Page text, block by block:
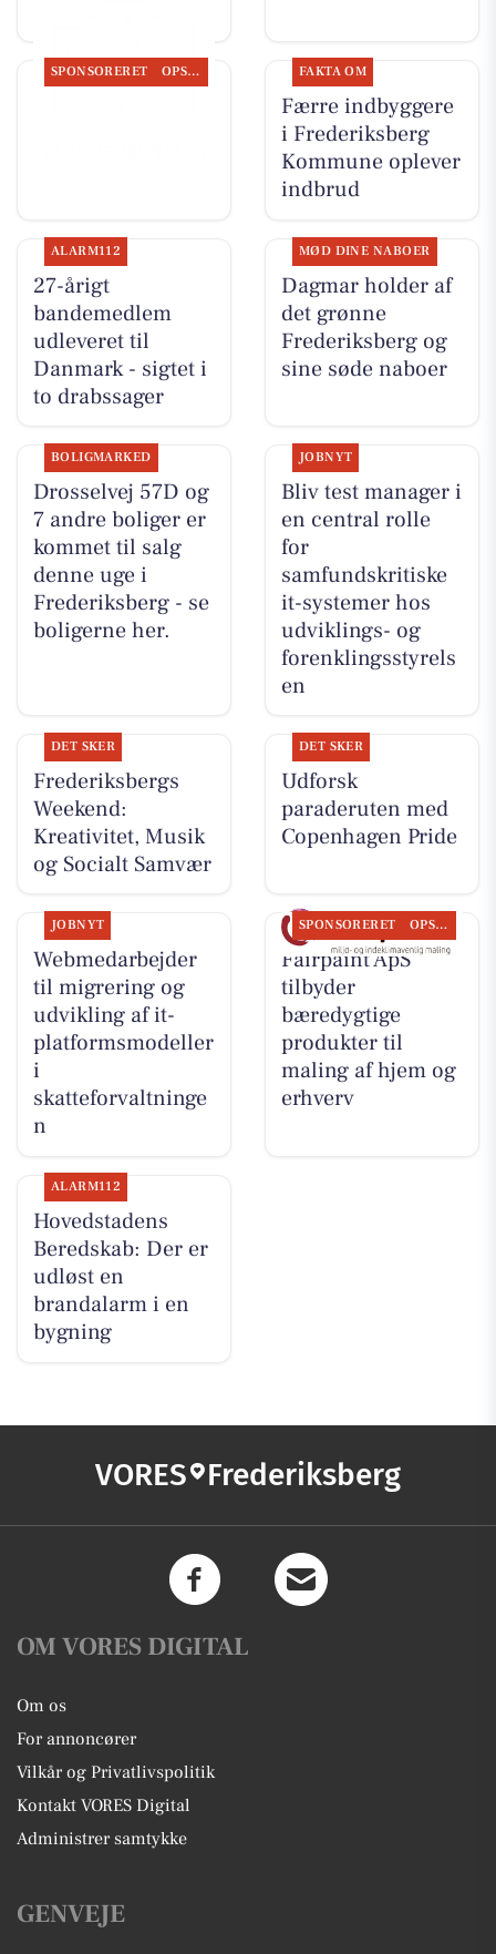
SPONSORERET OPSLAGSTAVLEN FAKTA OM
Færre indbyggere
i Frederiksberg
Kommune oplever
indbrud
ALARM112
27-årigt
bandemedlem
udleveret til
Danmark - sigtet i
to drabssager
MØD DINE NABOER
Dagmar holder af
det grønne
Frederiksberg og
sine søde naboer
BOLIGMARKED
Drosselvej 57D og
7 andre boliger er
kommet til salg
denne uge i
Frederiksberg - se
boligerne her.
JOBNYT
Bliv test manager i
en central rolle
for
samfundskritiske
it-systemer hos
udviklings- og
forenklingsstyrels
en
DET SKER
Frederiksbergs
Weekend:
Kreativitet, Musik
og Socialt Samvær
DET SKER
Udforsk
paraderuten med
Copenhagen Pride
JOBNYT
Webmedarbejder
til migrering og
udvikling af it-
platformsmodeller
i
skatteforvaltninge
n
SPONSORERET OPSLAGSTAVLEN
Fairpaint ApS
tilbyder
bæredygtige
produkter til
maling af hjem og
erhverv
ALARM112
Hovedstadens
Beredskab: Der er
udløst en
brandalarm i en
bygning
VORES Frederiksberg
OM VORES DIGITAL
Om os
For annoncører
Vilkår og Privatlivspolitik
Kontakt VORES Digital
Administrer samtykke
GENVEJE